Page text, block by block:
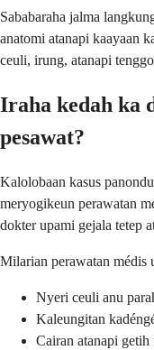
Sababaraha jalma
anatomi atanapi kaayaan
ceuli, irung, atanapi
Iraha kedah ka
pesawat?
Kalolobaan kasus
meryogikeun perawatan
dokter upami gejala tetep
Milarian perawatan médis
Nyeri ceuli anu
Kaleungitan
Cairan atanapi